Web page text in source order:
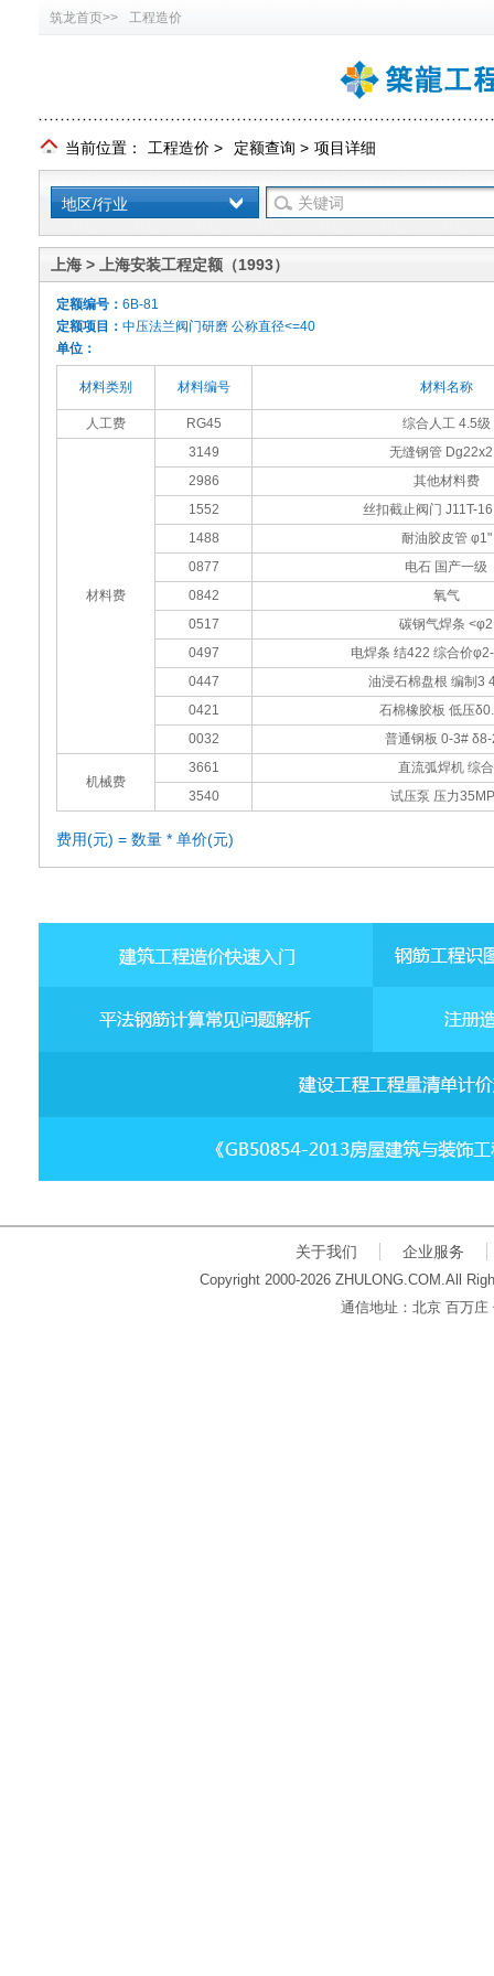
筑龙首页>> 工程造价
当前位置： 工程造价 > 定额查询 > 项目详细
地区/行业
上海 > 上海安装工程定额（1993）
定额编号： 6B-81
定额项目： 中压法兰阀门研磨 公称直径<=40
单位：
材料类别 材料编号 材料名称
人工费 RG45 综合人工 4.5级
材料费
3149
无缝钢管
2986
其他材料费
1552
丝扣截止阀门 J11T-
1488
耐油胶皮管 φ1"
0877
电石 国产一级
0842
氧气
0517
碳钢气焊条 <φ2
0497
电焊条 结422 综合价
0447
油浸石棉盘根 编制3
0421
石棉橡胶板 低压
0032
普通钢板 0-3#
机械费
3661
直流弧焊机 综合
3540
试压泵 压力
费用(元) = 数量 * 单价(元)
关于我们 企业服务
Copyright 2000-2026 ZHULONG.COM.All
通信地址：北京 百万